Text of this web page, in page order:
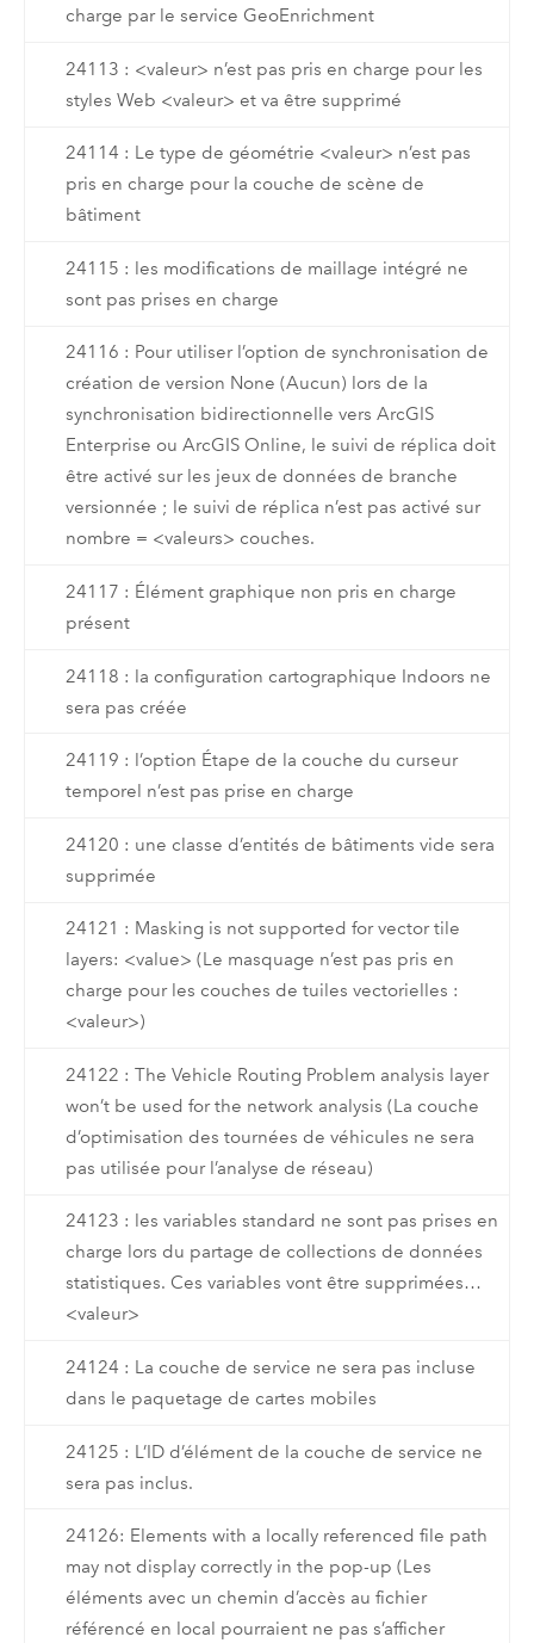
charge par le service GeoEnrichment
24113 : <valeur> n’est pas pris en charge pour les
styles Web <valeur> et va être supprimé
24114 : Le type de géométrie <valeur> n’est pas
pris en charge pour la couche de scène de
bâtiment
24115 : les modifications de maillage intégré ne
sont pas prises en charge
24116 : Pour utiliser l’option de synchronisation de
création de version None (Aucun) lors de la
synchronisation bidirectionnelle vers ArcGIS
Enterprise ou ArcGIS Online, le suivi de réplica doit
être activé sur les jeux de données de branche
versionnée ; le suivi de réplica n’est pas activé sur
nombre = <valeurs> couches.
24117 : Élément graphique non pris en charge
présent
24118 : la configuration cartographique Indoors ne
sera pas créée
24119 : l’option Étape de la couche du curseur
temporel n’est pas prise en charge
24120 : une classe d’entités de bâtiments vide sera
supprimée
24121 : Masking is not supported for vector tile
layers: <value> (Le masquage n’est pas pris en
charge pour les couches de tuiles vectorielles :
<valeur>)
24122 : The Vehicle Routing Problem analysis layer
won’t be used for the network analysis (La couche
d’optimisation des tournées de véhicules ne sera
pas utilisée pour l’analyse de réseau)
24123 : les variables standard ne sont pas prises en
charge lors du partage de collections de données
statistiques. Ces variables vont être supprimées…
<valeur>
24124 : La couche de service ne sera pas incluse
dans le paquetage de cartes mobiles
24125 : L’ID d’élément de la couche de service ne
sera pas inclus.
24126: Elements with a locally referenced file path
may not display correctly in the pop-up (Les
éléments avec un chemin d’accès au fichier
référencé en local pourraient ne pas s’afficher